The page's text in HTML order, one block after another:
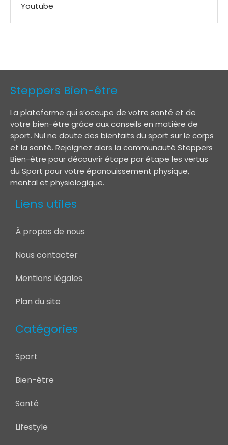
Youtube
Steppers Bien-être
La plateforme qui s’occupe de votre santé et de
votre bien-être grâce aux conseils en matière de
sport. Nul ne doute des bienfaits du sport sur le corps
et la santé. Rejoignez alors la communauté Steppers
Bien-être pour découvrir étape par étape les vertus
du Sport pour votre épanouissement physique,
mental et physiologique.
Liens utiles
À propos de nous
Nous contacter
Mentions légales
Plan du site
Catégories
Sport
Bien-être
Santé
Lifestyle